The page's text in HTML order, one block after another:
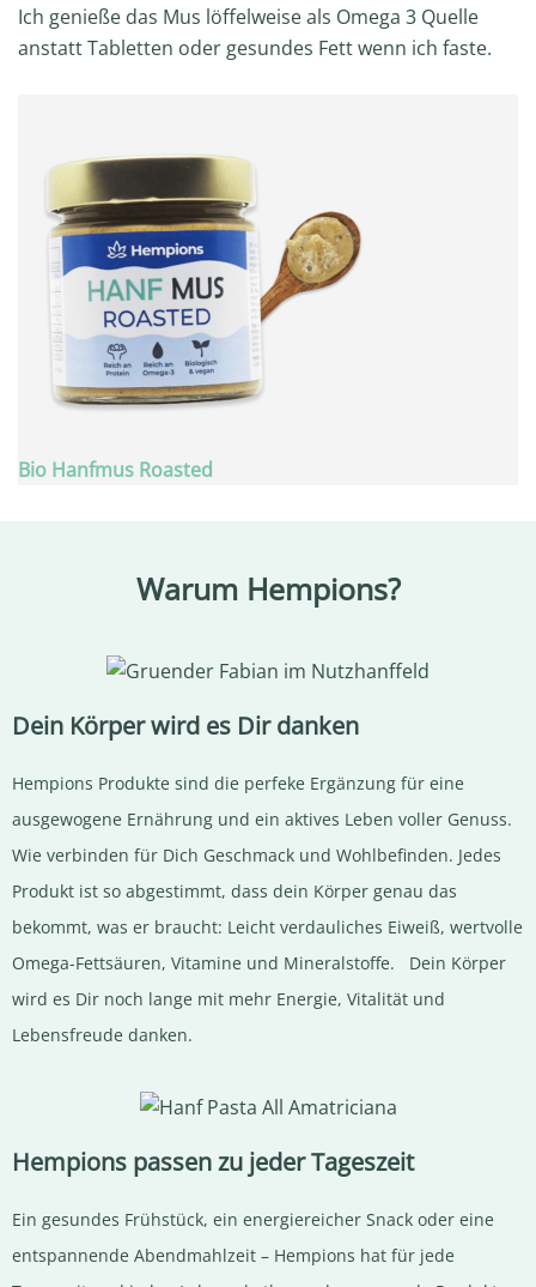
Ich genieße das Mus löffelweise als Omega 3 Quelle
anstatt Tabletten oder gesundes Fett wenn ich faste.
Bio Hanfmus Roasted
Warum Hempions?
Dein Körper wird es Dir danken
Hempions Produkte sind die perfeke Ergänzung für eine
ausgewogene Ernährung und ein aktives Leben voller Genuss.
Wie verbinden für Dich Geschmack und Wohlbefinden. Jedes
Produkt ist so abgestimmt, dass dein Körper genau das
bekommt, was er braucht: Leicht verdauliches Eiweiß, wertvolle
Omega-Fettsäuren, Vitamine und Mineralstoffe. Dein Körper
wird es Dir noch lange mit mehr Energie, Vitalität und
Lebensfreude danken.
Hempions passen zu jeder Tageszeit
Ein gesundes Frühstück, ein energiereicher Snack oder eine
entspannende Abendmahlzeit – Hempions hat für jede